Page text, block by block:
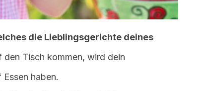
die Lieblingsgerichte deines
den Tisch kommen, wird dein
haben.